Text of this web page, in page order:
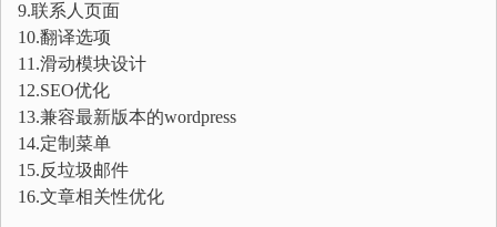
9.联系人页面
10.翻译选项
11.滑动模块设计
12.SEO优化
13.兼容最新版本的wordpress
14.定制菜单
15.反垃圾邮件
16.文章相关性优化